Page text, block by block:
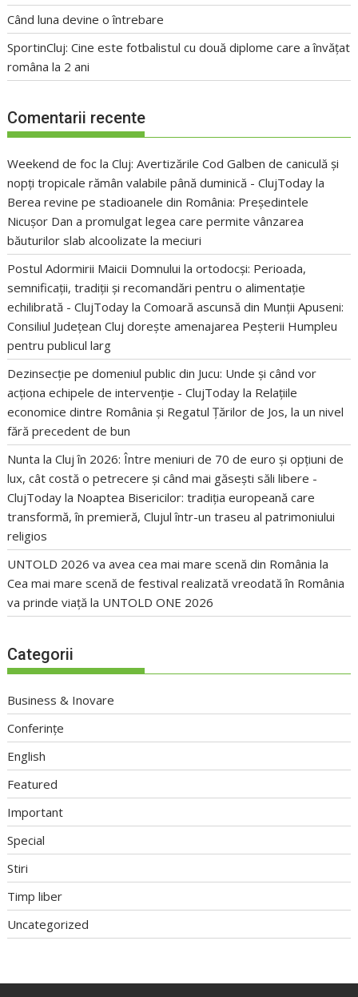
Când luna devine o întrebare
SportinCluj: Cine este fotbalistul cu două diplome care a învățat
româna la 2 ani
Comentarii recente
Weekend de foc la Cluj: Avertizările Cod Galben de caniculă și
nopți tropicale rămân valabile până duminică - ClujToday la
Berea revine pe stadioanele din România: Președintele
Nicușor Dan a promulgat legea care permite vânzarea
băuturilor slab alcoolizate la meciuri
Postul Adormirii Maicii Domnului la ortodocși: Perioada,
semnificații, tradiții și recomandări pentru o alimentație
echilibrată - ClujToday laComoară ascunsă din Munții Apuseni:
Consiliul Județean Cluj dorește amenajarea Peșterii Humpleu
pentru publicul larg
Dezinsecție pe domeniul public din Jucu: Unde și când vor
acționa echipele de intervenție - ClujToday la Relațiile
economice dintre România și Regatul Țărilor de Jos, la un nivel
fără precedent de bun
Nunta la Cluj în 2026: Între meniuri de 70 de euro și opțiuni de
lux, cât costă o petrecere și când mai găsești săli libere -
ClujToday la Noaptea Bisericilor: tradiția europeană care
transformă, în premieră, Clujul într-un traseu al patrimoniului
religios
UNTOLD 2026 va avea cea mai mare scenă din România la
Cea mai mare scenă de festival realizată vreodată în România
va prinde viață la UNTOLD ONE 2026
Categorii
Business & Inovare
Conferințe
English
Featured
Important
Special
Stiri
Timp liber
Uncategorized